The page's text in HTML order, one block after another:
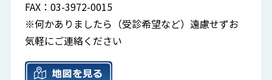
FAX：03-3972-0015
※何かありましたら（受診希望など）遠慮せずお
気軽にご連絡ください